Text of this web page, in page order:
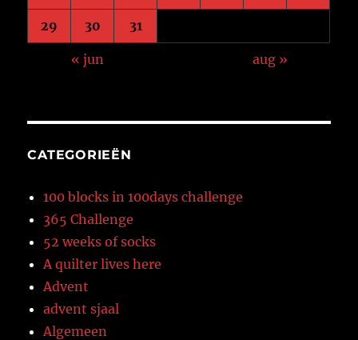
29 30 31
« jun aug »
CATEGORIEËN
100 blocks in 100days challenge
365 Challenge
52 weeks of socks
A quilter lives here
Advent
advent sjaal
Algemeen